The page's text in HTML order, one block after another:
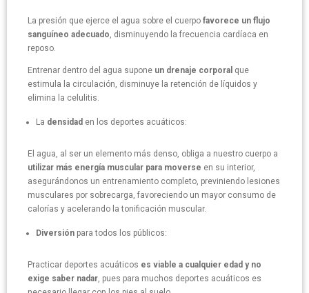
La presión que ejerce el agua sobre el cuerpo favorece un flujo
sanguíneo adecuado, disminuyendo la frecuencia cardíaca en
reposo.
Entrenar dentro del agua supone un drenaje corporal que
estimula la circulación, disminuye la retención de líquidos y
elimina la celulitis.
La densidad en los deportes acuáticos:
El agua, al ser un elemento más denso, obliga a nuestro cuerpo a
utilizar más energía muscular para moverse en su interior,
asegurándonos un entrenamiento completo, previniendo lesiones
musculares por sobrecarga, favoreciendo un mayor consumo de
calorías y acelerando la tonificación muscular.
Diversión para todos los públicos:
Practicar deportes acuáticos es viable a cualquier edad y no
exige saber nadar, pues para muchos deportes acuáticos es